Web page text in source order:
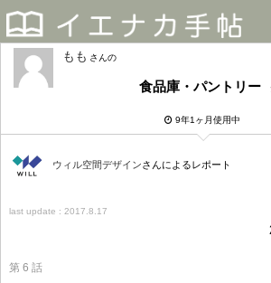
もも さん
食品庫・パントリー
9年1ヶ月使用中
ウィル空間デザインさんによるレポート
last update : 2017.8.17
第 6 話